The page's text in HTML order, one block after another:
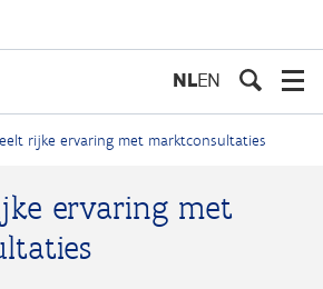
inhoud
NLEN
rijke ervaring met marktconsultaties
ervaring met